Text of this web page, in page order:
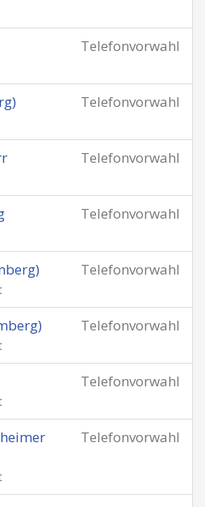
Telefonvorwahl
Telefonvorwahl
Telefonvorwahl
Telefonvorwahl
Telefonvorwahl
Telefonvorwahl
Telefonvorwahl
Telefonvorwahl